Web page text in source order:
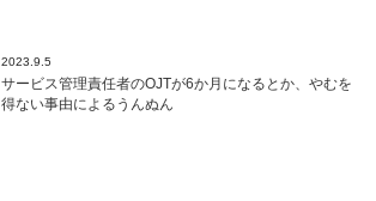
2023.9.5
サービス管理責任者のOJTが6か月になるとか、やむを
得ない事由によるうんぬん